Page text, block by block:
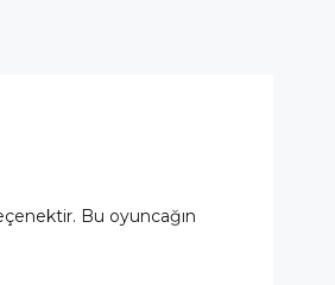
Bu oyuncağın